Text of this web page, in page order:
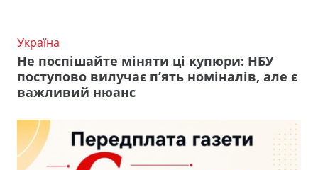
Україна
Не поспішайте міняти ці купюри: НБУ
поступово вилучає п’ять номіналів, але є
важливий нюанс